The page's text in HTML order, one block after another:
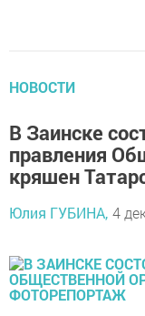
НОВОСТИ
В Заинске
правления
кряшен
Юлия ГУБИНА, 4